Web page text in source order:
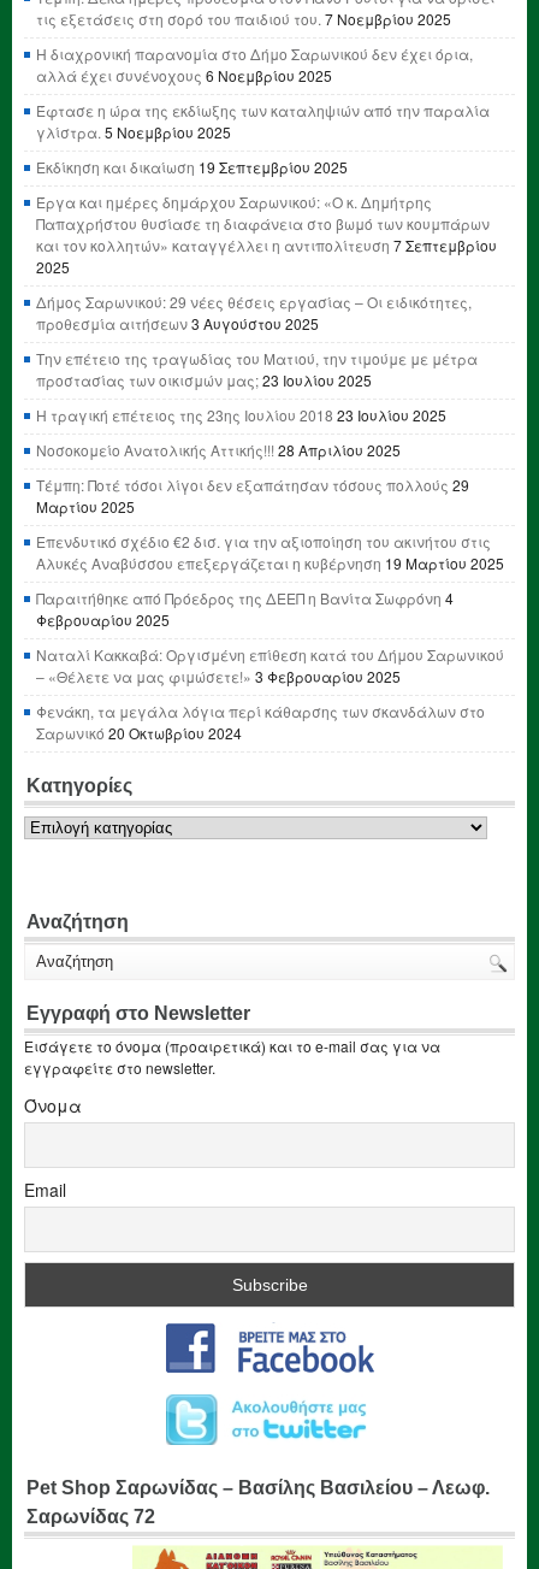
τις εξετάσεις στη σορό του παιδιού του. 7 Νοεμβρίου 2025
Η διαχρονική παρανομία στο Δήμο Σαρωνικού δεν έχει όρια,
αλλά έχει συνένοχους 6 Νοεμβρίου 2025
Έφτασε η ώρα της εκδίωξης των καταληψιών από την παραλία
γλίστρα. 5 Νοεμβρίου 2025
Εκδίκηση και δικαίωση 19 Σεπτεμβρίου 2025
Έργα και ημέρες δημάρχου Σαρωνικού: «Ο κ. Δημήτρης
Παπαχρήστου θυσίασε τη διαφάνεια στο βωμό των κουμπάρων
και τον κολλητών» καταγγέλλει η αντιπολίτευση 7 Σεπτεμβρίου
2025
Δήμος Σαρωνικού: 29 νέες θέσεις εργασίας – Οι ειδικότητες,
προθεσμία αιτήσεων3 Αυγούστου 2025
Την επέτειο της τραγωδίας του Ματιού, την τιμούμε με μέτρα
προστασίας των οικισμών μας;23 Ιουλίου 2025
Η τραγική επέτειος της 23ης Ιουλίου 2018 23 Ιουλίου 2025
Νοσοκομείο Ανατολικής Αττικής!!! 28 Απριλίου 2025
Τέμπη: Ποτέ τόσοι λίγοι δεν εξαπάτησαν τόσους πολλούς 29
Μαρτίου 2025
Επενδυτικό σχέδιο €2 δισ. για την αξιοποίηση του ακινήτου στις
Αλυκές Αναβύσσου επεξεργάζεται η κυβέρνηση 19 Μαρτίου 2025
Παραιτήθηκε από Πρόεδρος της ΔΕΕΠ η Βανίτα Σωφρόνη 4
Φεβρουαρίου 2025
Ναταλί Κακκαβά: Οργισμένη επίθεση κατά του Δήμου Σαρωνικού
– «Θέλετε να μας φιμώσετε!» 3 Φεβρουαρίου 2025
Φενάκη, τα μεγάλα λόγια περί κάθαρσης των σκανδάλων στο
Σαρωνικό 20 Οκτωβρίου 2024
Κατηγορίες
Κατηγορίες
Αναζήτηση
Εγγραφή στο Newsletter
Εισάγετε το όνομα (προαιρετικά) και το e-mail σας για να
εγγραφείτε στο newsletter.
Όνομα
Email
Pet Shop Σαρωνίδας – Βασίλης Βασιλείου – Λεωφ.
Σαρωνίδας 72